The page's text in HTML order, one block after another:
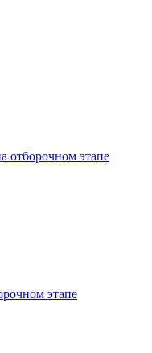
отборочном этапе
этапе